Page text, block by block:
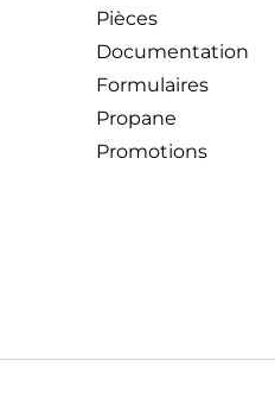
Pièces
Documentation
Formulaires
Propane
Promotions